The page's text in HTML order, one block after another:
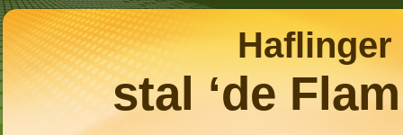
Haflinger
stal ‘de